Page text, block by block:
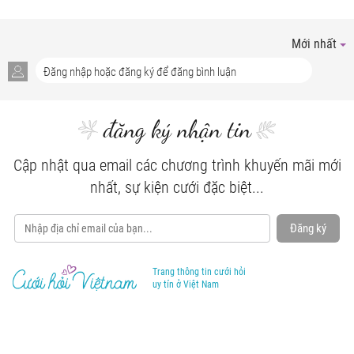
Mới nhất
đăng ký nhận tin
Cập nhật qua email các chương trình khuyến mãi mới
nhất, sự kiện cưới đặc biệt...
Đăng ký
Trang thông tin cưới hỏi
uy tín ở Việt Nam